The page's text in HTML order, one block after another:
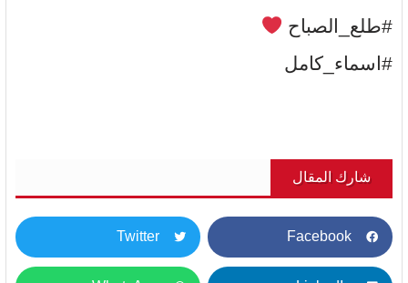
#طلع_الصباح
#اسماء_كامل
شارك المقال
Facebook
Twitter